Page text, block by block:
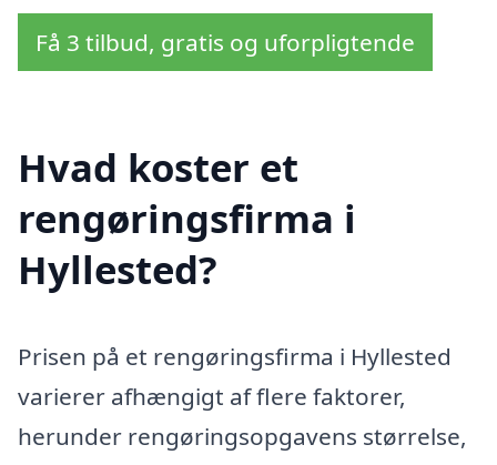
Få 3 tilbud, gratis og uforpligtende
Hvad koster et
rengøringsfirma i
Hyllested?
Prisen på et rengøringsfirma i Hyllested
varierer afhængigt af flere faktorer,
herunder rengøringsopgavens størrelse,